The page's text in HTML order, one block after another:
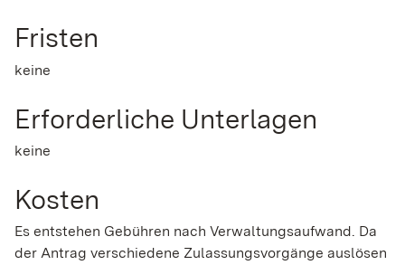
Fristen
keine
Erforderliche Unterlagen
keine
Kosten
Es entstehen Gebühren nach Verwaltungsaufwand. Da
der Antrag verschiedene Zulassungsvorgänge auslösen